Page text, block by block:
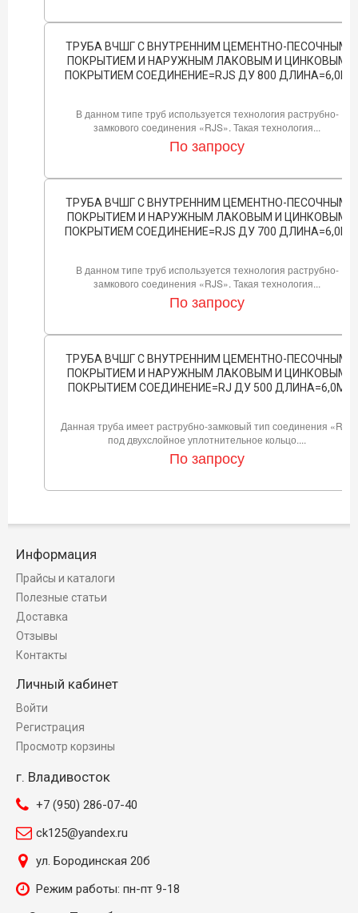
ТРУБА ВЧШГ С ВНУТРЕННИМ ЦЕМЕНТНО-ПЕСОЧНЫМ
ПОКРЫТИЕМ И НАРУЖНЫМ ЛАКОВЫМ И ЦИНКОВЫМ
ПОКРЫТИЕМ СОЕДИНЕНИЕ=RJS ДУ 800 ДЛИНА=6,0М
В данном типе труб используется технология раструбно-
замкового соединения «RJS». Такая технология...
По запросу
ТРУБА ВЧШГ С ВНУТРЕННИМ ЦЕМЕНТНО-ПЕСОЧНЫМ
ПОКРЫТИЕМ И НАРУЖНЫМ ЛАКОВЫМ И ЦИНКОВЫМ
ПОКРЫТИЕМ СОЕДИНЕНИЕ=RJS ДУ 700 ДЛИНА=6,0М
В данном типе труб используется технология раструбно-
замкового соединения «RJS». Такая технология...
По запросу
ТРУБА ВЧШГ С ВНУТРЕННИМ ЦЕМЕНТНО-ПЕСОЧНЫМ
ПОКРЫТИЕМ И НАРУЖНЫМ ЛАКОВЫМ И ЦИНКОВЫМ
ПОКРЫТИЕМ СОЕДИНЕНИЕ=RJ ДУ 500 ДЛИНА=6,0М
Данная труба имеет раструбно-замковый тип соединения «RJ»
под двухслойное уплотнительное кольцо....
По запросу
Информация
Прайсы и каталоги
Полезные статьи
Доставка
Отзывы
Контакты
Личный кабинет
Войти
Регистрация
Просмотр корзины
г. Владивосток
+7 (950) 286-07-40
ck125@yandex.ru
ул. Бородинская 20б
Режим работы: пн-пт 9-18